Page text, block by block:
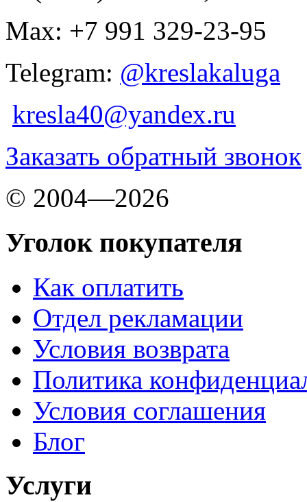
Max: +7 991 329-23-95
Telegram: @kreslakaluga
kresla40@yandex.ru
Заказать обратный звонок
© 2004—2026
Уголок покупателя
Как оплатить
Отдел рекламации
Условия возврата
Политика
Условия соглашения
Блог
Услуги